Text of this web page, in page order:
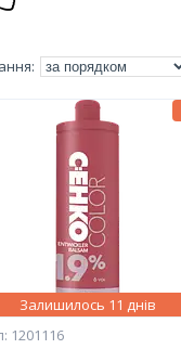
Залишилось 11 днів
1201116